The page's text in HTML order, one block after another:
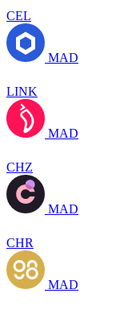
CEL
MAD
LINK
MAD
CHZ
MAD
CHR
MAD